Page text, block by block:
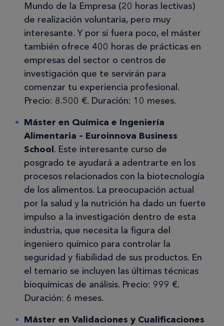
Mundo de la Empresa (20 horas lectivas)
de realización voluntaria, pero muy
interesante. Y por si fuera poco, el máster
también ofrece 400 horas de prácticas en
empresas del sector o centros de
investigación que te servirán para
comenzar tu experiencia profesional.
Precio: 8.500 €. Duración: 10 meses.
Máster en Química e Ingeniería
Alimentaria – Euroinnova Business
School. Este interesante curso de
posgrado te ayudará a adentrarte en los
procesos relacionados con la biotecnología
de los alimentos. La preocupación actual
por la salud y la nutrición ha dado un fuerte
impulso a la investigación dentro de esta
industria, que necesita la figura del
ingeniero químico para controlar la
seguridad y fiabilidad de sus productos. En
el temario se incluyen las últimas técnicas
bioquímicas de análisis. Precio: 999 €.
Duración: 6 meses.
Máster en Validaciones y Cualificaciones